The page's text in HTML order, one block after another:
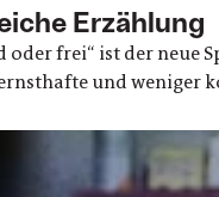
Erzählung
oder frei“ ist der neue
und weniger